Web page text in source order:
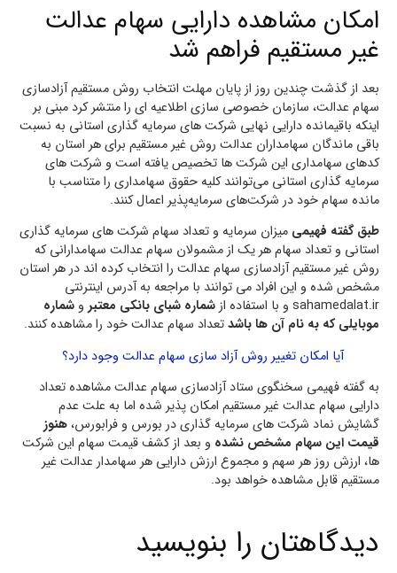
امکان مشاهده دارایی سهام عدالت
غیر مستقیم فراهم شد
بعد از گذشت چندین روز از پایان مهلت انتخاب روش مستقیم آزادسازی
سهام عدالت، سازمان خصوصی سازی اطلاعیه ای را منتشر کرد مبنی بر
اینکه باقیمانده دارایی نهایی شرکت های سرمایه گذاری استانی به نسبت
باقی ماندگان سهامداران عدالت روش غیر مستقیم برای هر استان به
کدهای سهامداری این شرکت ها تخصیص یافته است و شرکت های
سرمایه گذاری استانی می‌توانند کلیه حقوق سهامداری را متناسب با
مانده سهام خود در شرکت‌های سرمایه‌پذیر اعمال کنند.
طبق گفته فهیمی میزان سرمایه و تعداد سهام شرکت های سرمایه گذاری
استانی و تعداد سهام هر یک از مشمولان سهام عدالت سهامدارانی که
روش غیر مستقیم آزادسازی سهام عدالت را انتخاب کرده اند در هر استان
مشخص شده و این افراد می توانند با مراجعه به آدرس اینترنتی
sahamedalat.ir و با استفاده از
شماره شبای بانکی معتبر و شماره
موبایلی که به نام آن ها باشدتعداد سهام عدالت خود را مشاهده کنند.
آیا امکان تغییر روش آزاد سازی سهام عدالت وجود دارد؟
به گفته فهیمی سخنگوی ستاد آزادسازی سهام عدالت مشاهده تعداد
دارایی سهام عدالت غیر مستقیم امکان پذیر شده اما به علت عدم
گشایش نماد شرکت های سرمایه گذاری در بورس و فرابورس،هنوز
قیمت این سهام مشخص نشده و بعد از کشف قیمت سهام این شرکت
ها، ارزش روز هر سهم و مجموع ارزش دارایی هر سهامدار عدالت غیر
مستقیم قابل مشاهده خواهد بود.
دیدگاهتان را بنویسید